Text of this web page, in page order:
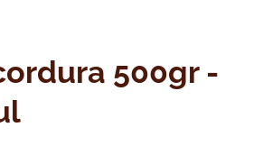
500gr -